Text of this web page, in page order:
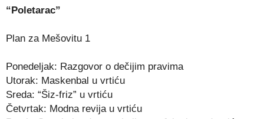
“Poletarac”
Plan za Mešovitu 1
Ponedeljak: Razgovor o dečijim pravima
Utorak: Maskenbal u vrtiću
Sreda: “Šiz-friz” u vrtiću
Četvrtak: Modna revija u vrtiću